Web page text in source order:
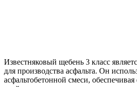
Известняковый щебень 3 класс
для производства асфальта. Он
асфальтобетонной смеси,